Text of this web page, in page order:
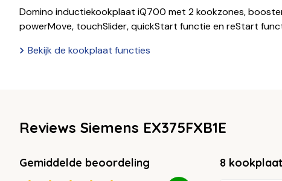
Domino inductiekookplaat iQ700 met 2 kookzones,
powerMove, touchSlider, quickStart functie en reStart
Bekijk de kookplaat functies
Reviews Siemens EX375FXB1E
Gemiddelde beoordeling 8